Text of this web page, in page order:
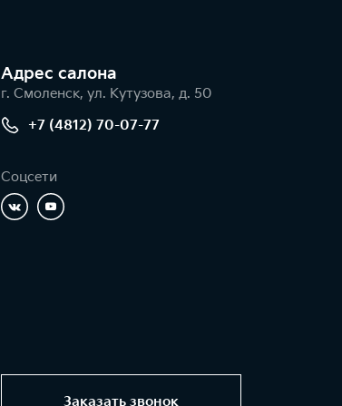
Адрес салонa
г. Смоленск, ул. Кутузова, д. 50
+7 (4812) 70-07-77
Соцсети
Заказать звонок